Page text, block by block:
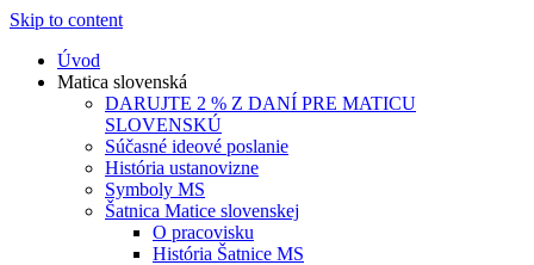
Skip to content
Úvod
Matica slovenská
DARUJTE 2 % Z DANÍ PRE MATICU
SLOVENSKÚ
Súčasné ideové poslanie
História ustanovizne
Symboly MS
Šatnica Matice slovenskej
O pracovisku
História Šatnice MS